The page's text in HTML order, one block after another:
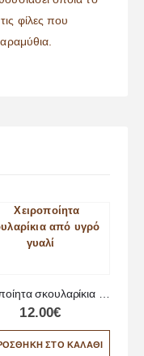
φίλες που
12.00€
ΣΤΟ ΚΑΛΆΘΙ